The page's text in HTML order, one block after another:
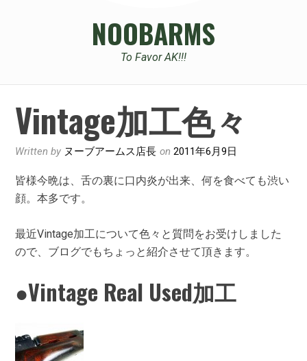
NOOBARMS
To Favor AK!!!
Vintage加工色々
Written by ヌーブアームス店長 on2011年6月9日
皆様今晩は、舌の裏に口内炎が出来、何を食べても渋い
顔。本多です。
最近Vintage加工について色々と質問をお受けしました
ので、ブログでもちょっと紹介させて頂きます。
●Vintage Real Used加工